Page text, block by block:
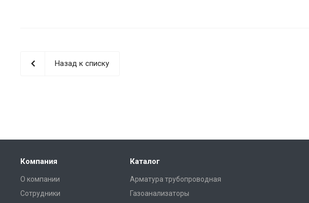
Назад к списку
Компания
О компании
Сотрудники
Каталог
Арматура трубопроводная
Газоанализаторы